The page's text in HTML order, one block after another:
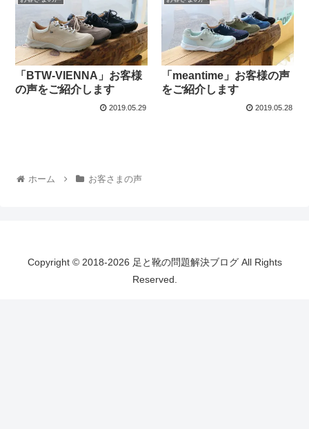
「BTW-VIENNA」お客様
の声をご紹介します
2019.05.29
「meantime」お客様の声
をご紹介します
2019.05.28
ホーム お客さまの声
Copyright © 2018-2026 足と靴の問題解決ブログ All Rights
Reserved.